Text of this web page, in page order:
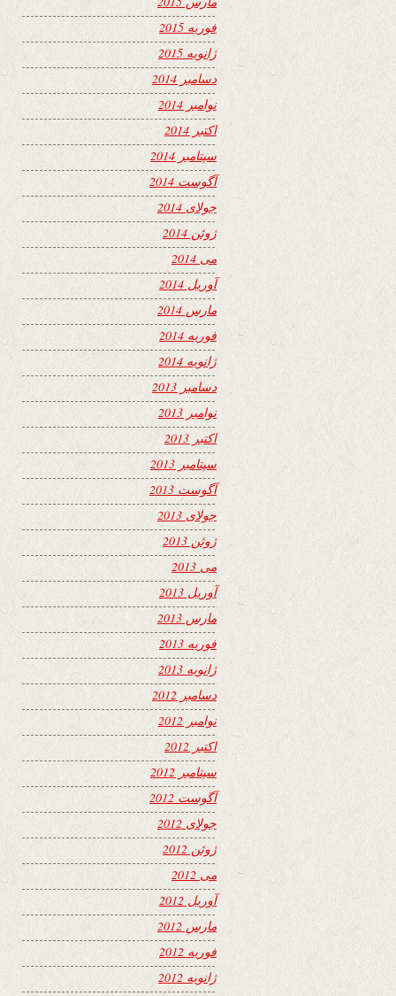
فوریه 2015
ژانویه 2015
دسامبر 2014
نوامبر 2014
اکتبر 2014
سپتامبر 2014
آگوست 2014
جولای 2014
ژوئن 2014
می 2014
آوریل 2014
مارس 2014
فوریه 2014
ژانویه 2014
دسامبر 2013
نوامبر 2013
اکتبر 2013
سپتامبر 2013
آگوست 2013
جولای 2013
ژوئن 2013
می 2013
آوریل 2013
مارس 2013
فوریه 2013
ژانویه 2013
دسامبر 2012
نوامبر 2012
اکتبر 2012
سپتامبر 2012
آگوست 2012
جولای 2012
ژوئن 2012
می 2012
آوریل 2012
مارس 2012
فوریه 2012
ژانویه 2012